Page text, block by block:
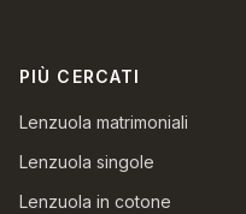
PIÙ CERCATI
Lenzuola matrimoniali
Lenzuola singole
Lenzuola in cotone